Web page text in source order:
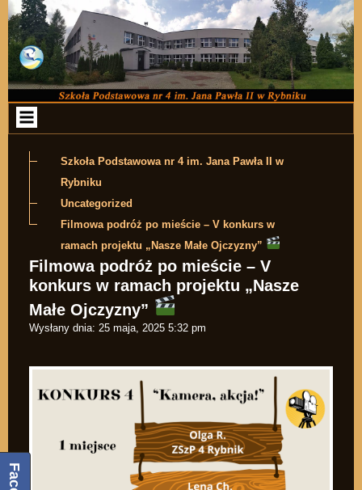
Przejdź do zawartości
Szkoła Podstawowa nr 4 im. Jana Pawła II w
Rybniku
Uncategorized
Filmowa podróż po mieście – V konkurs w
ramach projektu „Nasze Małe Ojczyzny”
Filmowa podróż po mieście – V
konkurs w ramach projektu „Nasze
Małe Ojczyzny”
Wysłany dnia: 25 maja, 2025 5:32 pm